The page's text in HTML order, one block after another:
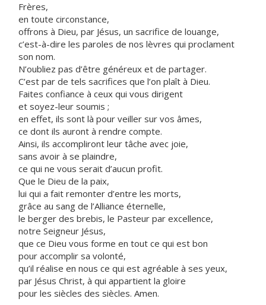
Frères,
en toute circonstance,
offrons à Dieu, par Jésus, un sacrifice de louange,
c’est-à-dire les paroles de nos lèvres qui proclament
son nom.
N’oubliez pas d’être généreux et de partager.
C’est par de tels sacrifices que l’on plaît à Dieu.
Faites confiance à ceux qui vous dirigent
et soyez-leur soumis ;
en effet, ils sont là pour veiller sur vos âmes,
ce dont ils auront à rendre compte.
Ainsi, ils accompliront leur tâche avec joie,
sans avoir à se plaindre,
ce qui ne vous serait d’aucun profit.
Que le Dieu de la paix,
lui qui a fait remonter d’entre les morts,
grâce au sang de l’Alliance éternelle,
le berger des brebis, le Pasteur par excellence,
notre Seigneur Jésus,
que ce Dieu vous forme en tout ce qui est bon
pour accomplir sa volonté,
qu’il réalise en nous ce qui est agréable à ses yeux,
par Jésus Christ, à qui appartient la gloire
pour les siècles des siècles. Amen.